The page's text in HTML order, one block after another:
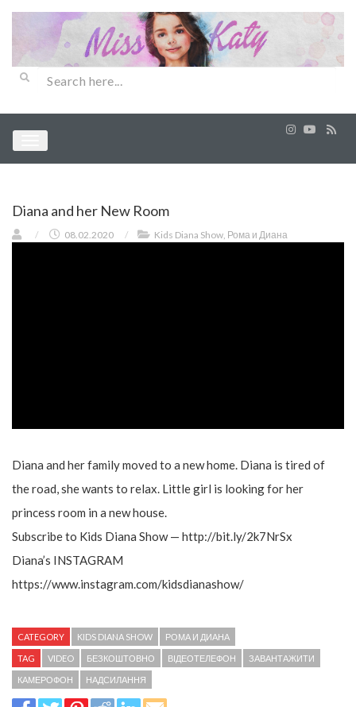
Diana and her New Room
/ 08.02.2020 / Kids Diana Show, Рома и Диана
Diana and her family moved to a new home. Diana is tired of
the road, she wants to relax. Little girl is looking for her
princess room in a new house.
Subscribe to Kids Diana Show — http://bit.ly/2k7NrSx
Diana’s INSTAGRAM
https://www.instagram.com/kidsdianashow/
CATEGORY KIDS DIANA SHOW РОМА И ДИАНА
TAG VIDEO БЕЗКОШТОВНО ВІДЕОТЕЛЕФОН ЗАВАНТАЖИТИ
КАМЕРОФОН НАДСИЛАННЯ